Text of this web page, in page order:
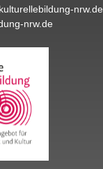
nrw.de
nrw.de